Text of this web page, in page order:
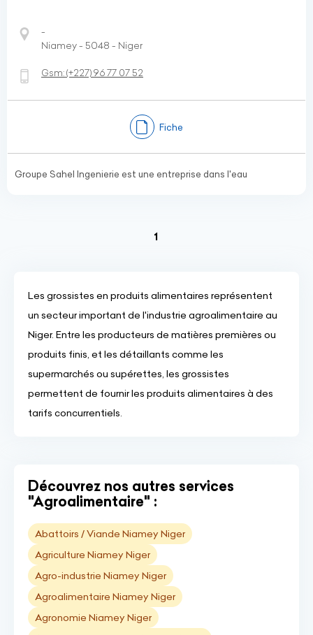
-
Niamey - 5048 - Niger
Gsm:(+227)96 77 07 52
Fiche
Groupe Sahel Ingenierie est une entreprise dans l'eau
1
Les grossistes en produits alimentaires représentent
un secteur important de l'industrie agroalimentaire au
Niger. Entre les producteurs de matières premières ou
produits finis, et les détaillants comme les
supermarchés ou supérettes, les grossistes
permettent de fournir les produits alimentaires à des
tarifs concurrentiels.
Découvrez nos autres services
"Agroalimentaire" :
Abattoirs / Viande Niamey Niger
Agriculture Niamey Niger
Agro-industrie Niamey Niger
Agroalimentaire Niamey Niger
Agronomie Niamey Niger